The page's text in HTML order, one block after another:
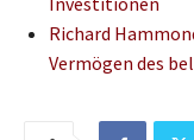
Richard
Vermögen des